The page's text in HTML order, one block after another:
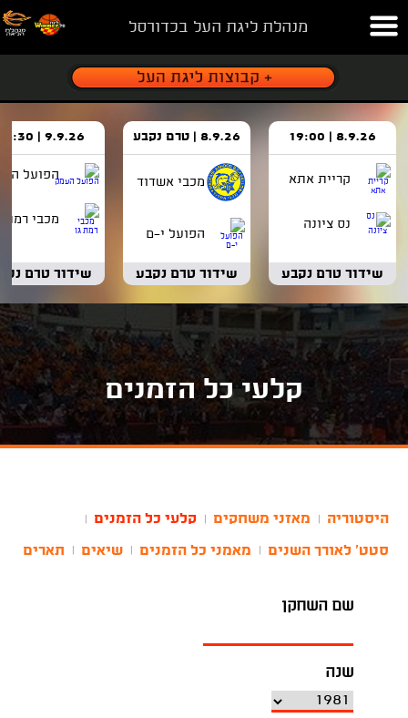
מנהלת ליגת העל בכדורסל
8.9.26 | 19:00
קריית אתא
נס ציונה
שידור טרם נקבע
8.9.26 | טרם נקבע
מכבי אשדוד
הפועל י-ם
שידור טרם נקבע
9.9.26 | 18:30
הפועל
מכבי רמת
שידור טרם
קלעי כל הזמנים
היסטוריה מאזני משחקים קלעי כל הזמנים
סטט' לאורך השנים מאמני כל הזמנים שיאים תארים
שם השחקן
שנה